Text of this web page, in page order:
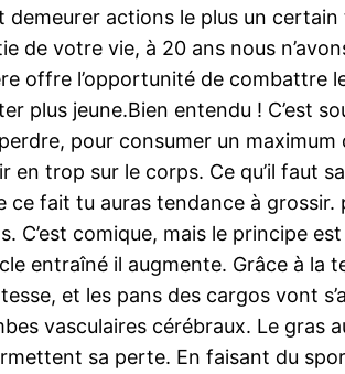
demeurer actions le plus un
de votre vie, à 20 ans nous
offre l’opportunité de combattre
plus jeune.Bien entendu ! C’est
pour consumer un
trop sur le corps. Ce qu’il faut
fait tu auras tendance à
C’est comique, mais le principe
entraîné il augmente. Grâce à
et les pans des cargos vont
vasculaires cérébraux. Le
sa perte. En faisant du